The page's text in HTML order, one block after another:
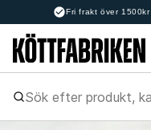
Fri frakt över 1500kr